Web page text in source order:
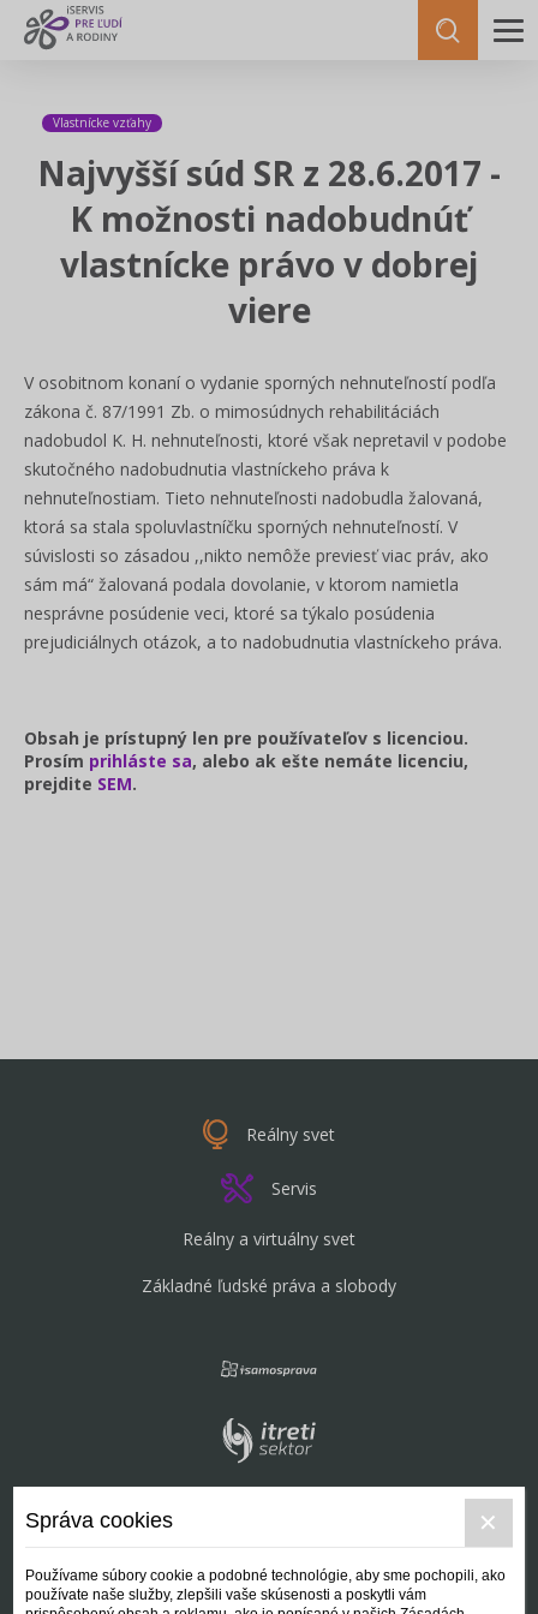
Vlastnícke vzťahy
Najvyšší súd SR z 28.6.2017 -
K možnosti nadobudnúť
vlastnícke právo v dobrej
viere
V osobitnom konaní o vydanie sporných nehnuteľností podľa
zákona č. 87/1991 Zb. o mimosúdnych rehabilitáciách
nadobudol K. H. nehnuteľnosti, ktoré však nepretavil v podobe
skutočného nadobudnutia vlastníckeho práva k
nehnuteľnostiam. Tieto nehnuteľnosti nadobudla žalovaná,
ktorá sa stala spoluvlastníčku sporných nehnuteľností. V
súvislosti so zásadou ,,nikto nemôže previesť viac práv, ako
sám má“ žalovaná podala dovolanie, v ktorom namietla
nesprávne posúdenie veci, ktoré sa týkalo posúdenia
prejudiciálnych otázok, a to nadobudnutia vlastníckeho práva.
Obsah je prístupný len pre používateľov s licenciou.
Prosím prihláste sa, alebo ak ešte nemáte licenciu,
prejdite SEM.
Reálny svet
Servis
Reálny a virtuálny svet
Základné ľudské práva a slobody
Správa cookies
Používame súbory cookie a podobné technológie, aby sme pochopili, ako
používate naše služby, zlepšili vaše skúsenosti a poskytli vám